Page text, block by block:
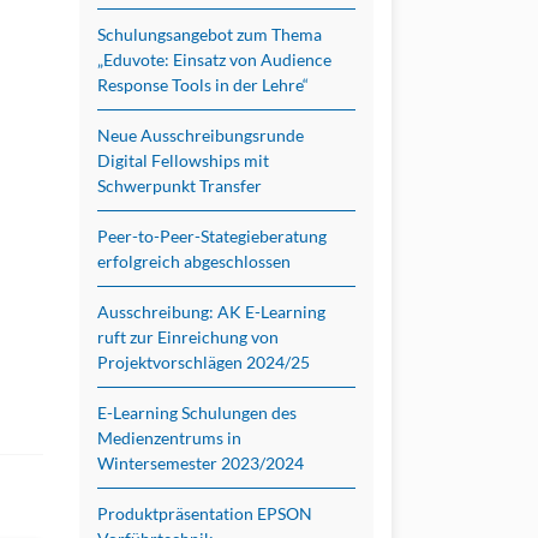
Schulungsangebot zum Thema
„Eduvote: Einsatz von Audience
Response Tools in der Lehre“
Neue Ausschreibungsrunde
Digital Fellowships mit
Schwerpunkt Transfer
Peer-to-Peer-Stategieberatung
erfolgreich abgeschlossen
Ausschreibung: AK E-Learning
ruft zur Einreichung von
Projektvorschlägen 2024/25
E-Learning Schulungen des
Medienzentrums in
Wintersemester 2023/2024
Produktpräsentation EPSON